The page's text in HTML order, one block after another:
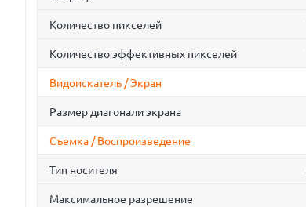
Количество пикселей
Количество эффективных пикселей
Видоискатель / Экран
Размер диагонали экрана
Съемка / Воспроизведение
Тип носителя
Максимальное разрешение